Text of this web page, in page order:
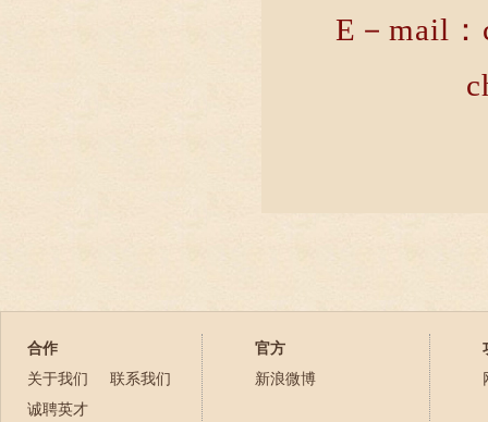
E－mail
合作
关于我们
联系我们
诚聘英才
官方
新浪微博